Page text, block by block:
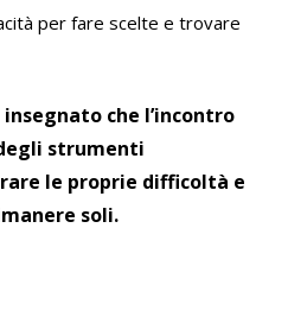
per fare scelte e trovare
che l’incontro
strumenti
le proprie difficoltà e
soli.